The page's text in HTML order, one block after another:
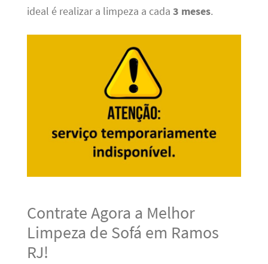
ideal é realizar a limpeza a cada 3 meses.
Contrate Agora a Melhor
Limpeza de Sofá em Ramos
RJ!